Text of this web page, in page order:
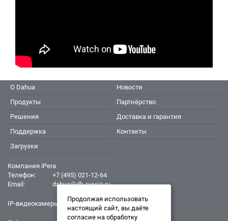
О Dahua
Продукты
Решения
Поддержка
Загрузки
Новости
Партнёрство
Доставка и гарантия
Контакты
Компания iPera
Телефон:
+7 (495) 021-12-64
Email:
dahua@dh-russia.ru
IP-видеокамеры Dahua - Дахуа
Продолжая использовать
настоящий сайт, вы даёте
согласие на обработку